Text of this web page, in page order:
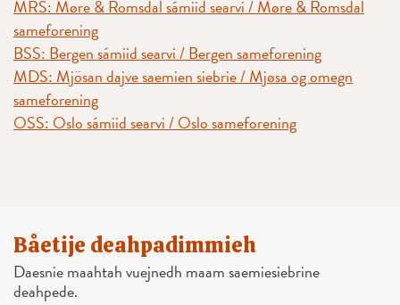
MRS: Møre & Romsdal sámiid searvi / Møre & Romsdal
sameforening
BSS: Bergen sámiid searvi / Bergen sameforening
MDS: Mjösan dajve saemien siebrie / Mjøsa og omegn
sameforening
OSS: Oslo sámiid searvi / Oslo sameforening
Båetije deahpadimmieh
Daesnie maahtah vuejnedh maam saemiesiebrine
deahpede.